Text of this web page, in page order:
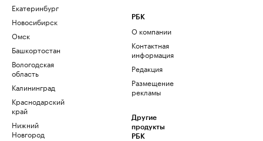
Екатеринбург
Новосибирск
Омск
Башкортостан
Вологодская
область
Калининград
Краснодарский
край
Нижний
Новгород
РБК
О компании
Контактная
информация
Редакция
Размещение
рекламы
Другие
продукты
РБК